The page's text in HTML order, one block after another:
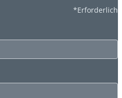
*Erforderlich